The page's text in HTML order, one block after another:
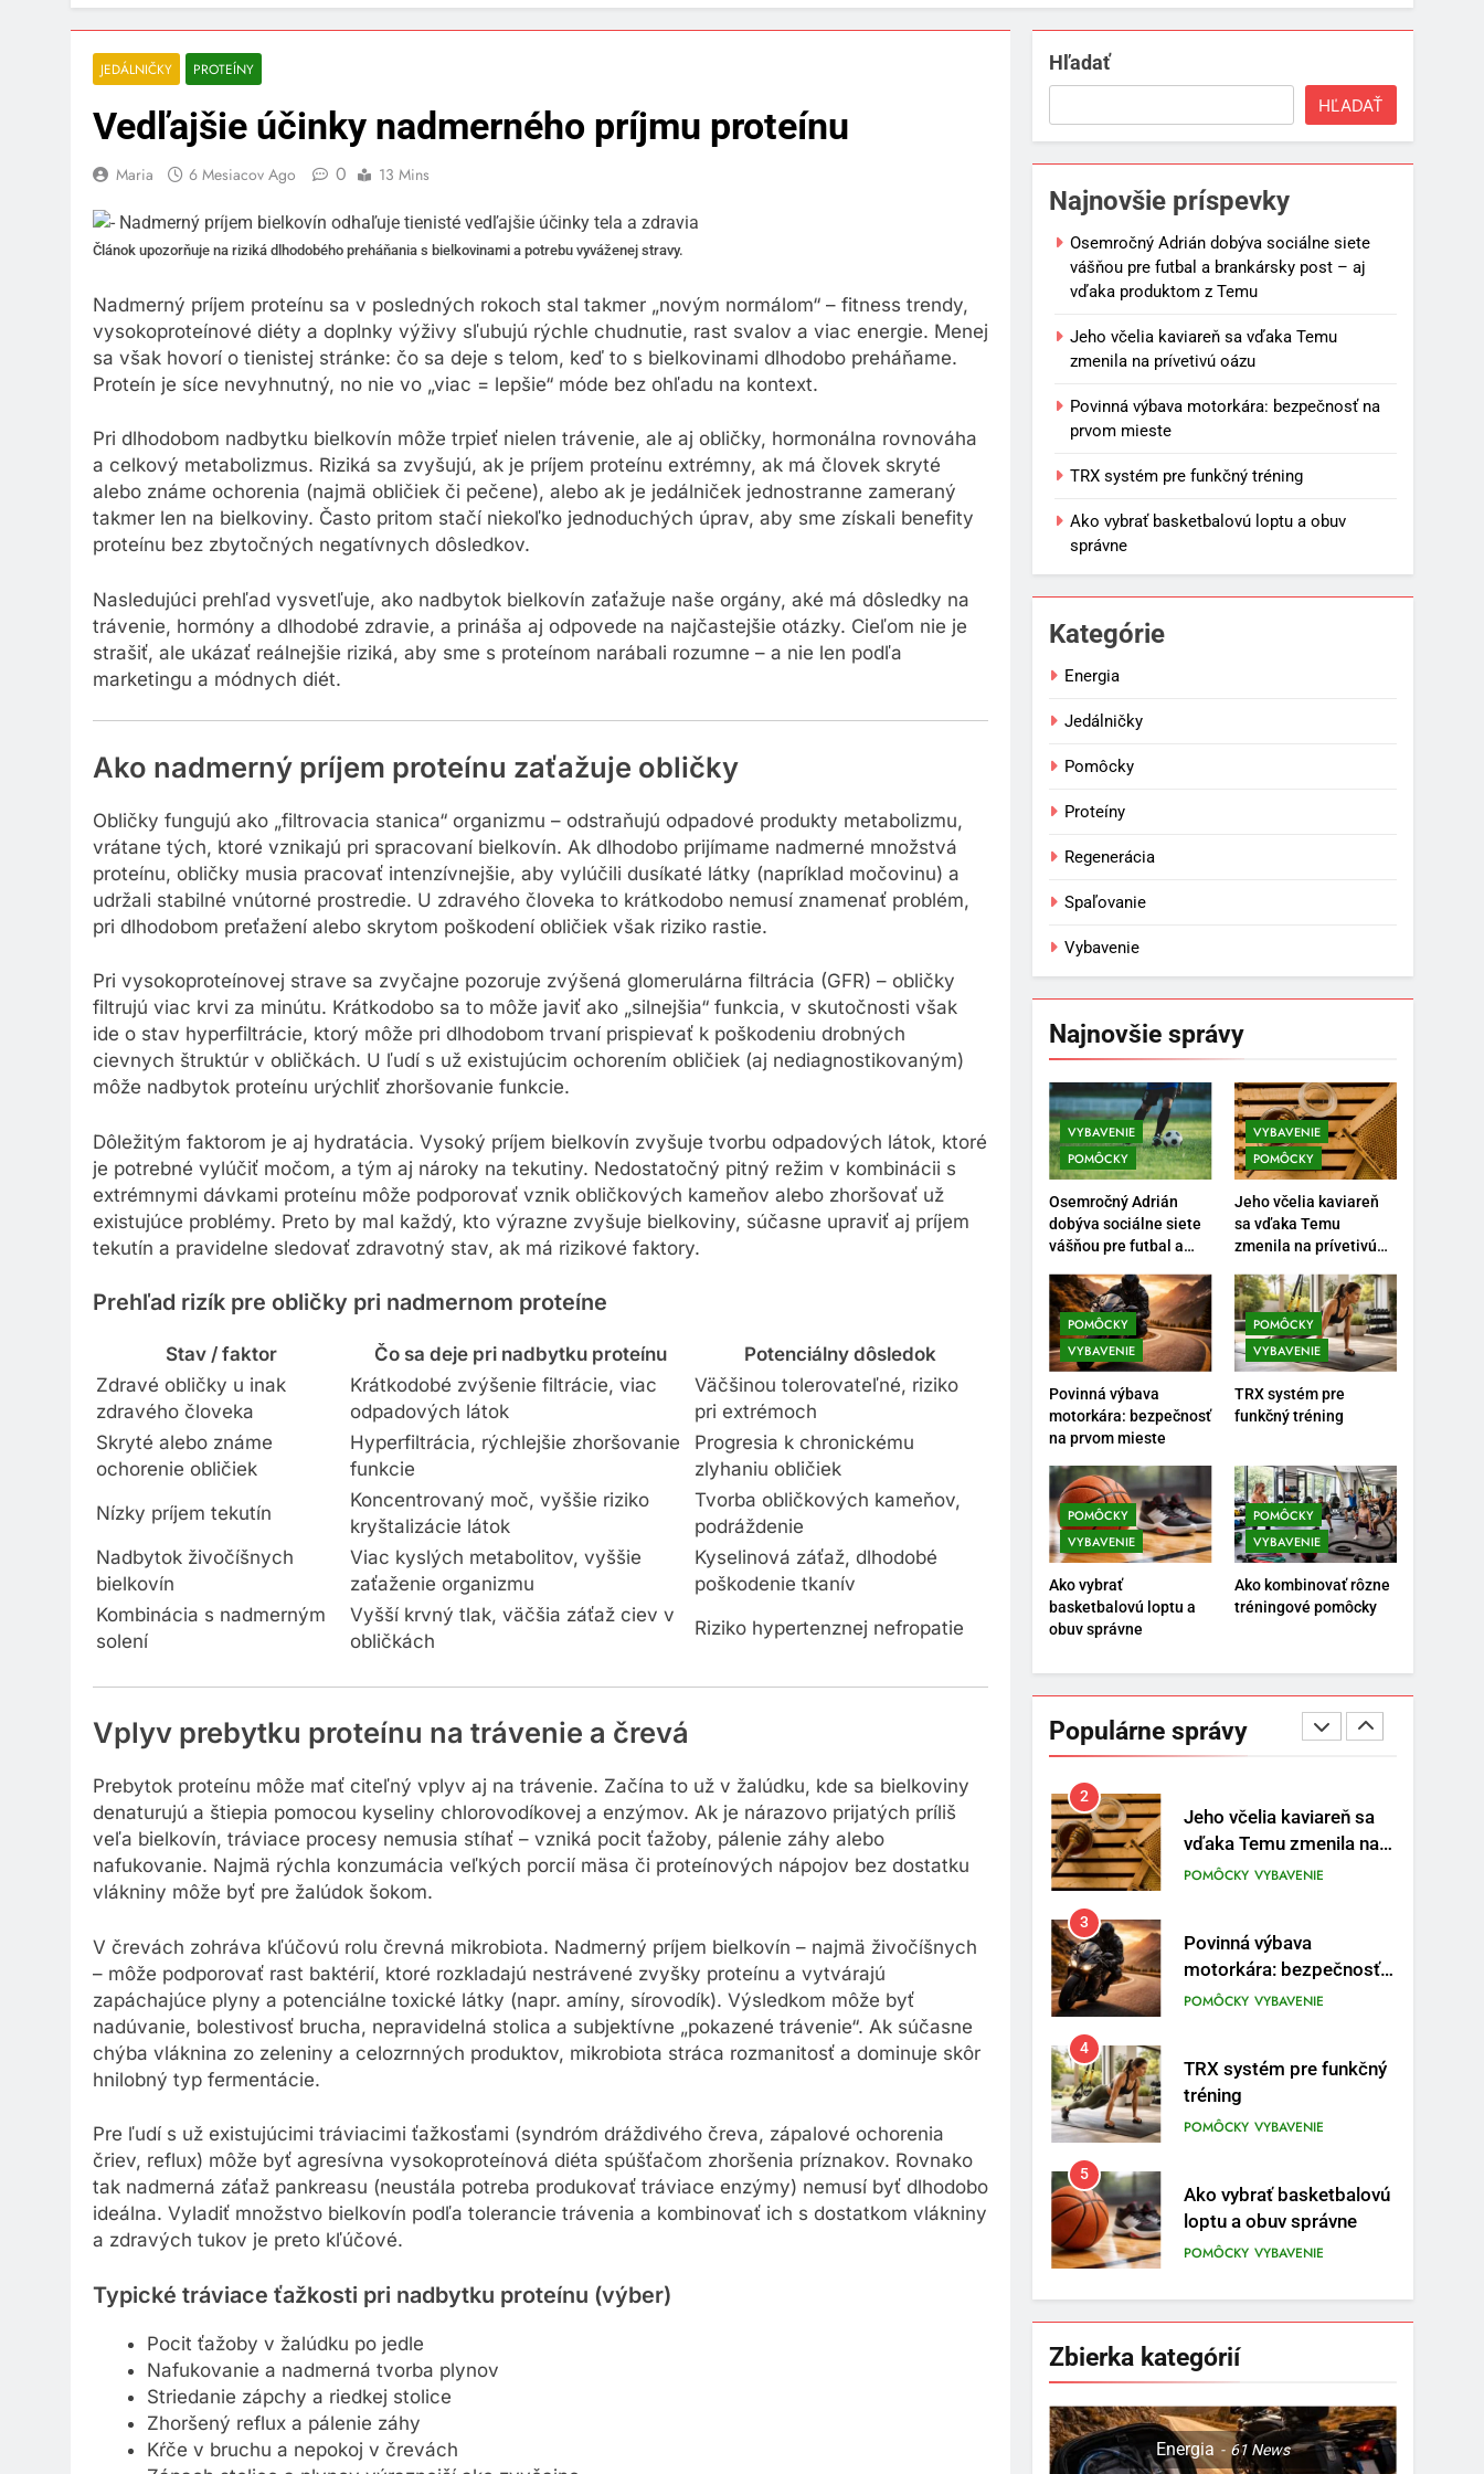
JEDÁLNIČKY PROTEÍNY
Vedľajšie účinky nadmerného príjmu proteínu
Maria 6 Mesiacov Ago 0 13 Mins
Článok upozorňuje na riziká dlhodobého preháňania s bielkovinami a potrebu vyváženej stravy.
Nadmerný príjem proteínu sa v posledných rokoch stal takmer „novým normálom“ – fitness trendy,
vysokoproteínové diéty a doplnky výživy sľubujú rýchle chudnutie, rast svalov a viac energie. Menej
sa však hovorí o tienistej stránke: čo sa deje s telom, keď to s bielkovinami dlhodobo preháňame.
Proteín je síce nevyhnutný, no nie vo „viac = lepšie“ móde bez ohľadu na kontext.
Pri dlhodobom nadbytku bielkovín môže trpieť nielen trávenie, ale aj obličky, hormonálna rovnováha
a celkový metabolizmus. Riziká sa zvyšujú, ak je príjem proteínu extrémny, ak má človek skryté
alebo známe ochorenia (najmä obličiek či pečene), alebo ak je jedálniček jednostranne zameraný
takmer len na bielkoviny. Často pritom stačí niekoľko jednoduchých úprav, aby sme získali benefity
proteínu bez zbytočných negatívnych dôsledkov.
Nasledujúci prehľad vysvetľuje, ako nadbytok bielkovín zaťažuje naše orgány, aké má dôsledky na
trávenie, hormóny a dlhodobé zdravie, a prináša aj odpovede na najčastejšie otázky. Cieľom nie je
strašiť, ale ukázať reálnejšie riziká, aby sme s proteínom narábali rozumne – a nie len podľa
marketingu a módnych diét.
Ako nadmerný príjem proteínu zaťažuje obličky
Obličky fungujú ako „filtrovacia stanica“ organizmu – odstraňujú odpadové produkty metabolizmu,
vrátane tých, ktoré vznikajú pri spracovaní bielkovín. Ak dlhodobo prijímame nadmerné množstvá
proteínu, obličky musia pracovať intenzívnejšie, aby vylúčili dusíkaté látky (napríklad močovinu) a
udržali stabilné vnútorné prostredie. U zdravého človeka to krátkodobo nemusí znamenať problém,
pri dlhodobom preťažení alebo skrytom poškodení obličiek však riziko rastie.
Pri vysokoproteínovej strave sa zvyčajne pozoruje zvýšená glomerulárna filtrácia (GFR) – obličky
filtrujú viac krvi za minútu. Krátkodobo sa to môže javiť ako „silnejšia“ funkcia, v skutočnosti však
ide o stav hyperfiltrácie, ktorý môže pri dlhodobom trvaní prispievať k poškodeniu drobných
cievnych štruktúr v obličkách. U ľudí s už existujúcim ochorením obličiek (aj nediagnostikovaným)
môže nadbytok proteínu urýchliť zhoršovanie funkcie.
Dôležitým faktorom je aj hydratácia. Vysoký príjem bielkovín zvyšuje tvorbu odpadových látok, ktoré
je potrebné vylúčiť močom, a tým aj nároky na tekutiny. Nedostatočný pitný režim v kombinácii s
extrémnymi dávkami proteínu môže podporovať vznik obličkových kameňov alebo zhoršovať už
existujúce problémy. Preto by mal každý, kto výrazne zvyšuje bielkoviny, súčasne upraviť aj príjem
tekutín a pravidelne sledovať zdravotný stav, ak má rizikové faktory.
Prehľad rizík pre obličky pri nadmernom proteíne
Stav / faktor Čo sa deje pri nadbytku proteínu
Potenciálny dôsledok
Zdravé obličky u inak
zdravého človeka
Krátkodobé zvýšenie filtrácie, viac
odpadových látok
Väčšinou tolerovateľné, riziko
pri extrémoch
Skryté alebo známe
ochorenie obličiek
Hyperfiltrácia, rýchlejšie zhoršovanie
funkcie
Progresia k chronickému
zlyhaniu obličiek
Nízky príjem tekutín
Koncentrovaný moč, vyššie riziko
kryštalizácie látok
Tvorba obličkových kameňov,
podráždenie
Nadbytok živočíšnych
bielkovín
Viac kyslých metabolitov, vyššie
zaťaženie organizmu
Kyselinová záťaž, dlhodobé
poškodenie tkanív
Kombinácia s nadmerným
solení
Vyšší krvný tlak, väčšia záťaž ciev v
obličkách
Riziko hypertenznej nefropatie
Vplyv prebytku proteínu na trávenie a črevá
Prebytok proteínu môže mať citeľný vplyv aj na trávenie. Začína to už v žalúdku, kde sa bielkoviny
denaturujú a štiepia pomocou kyseliny chlorovodíkovej a enzýmov. Ak je nárazovo prijatých príliš
veľa bielkovín, tráviace procesy nemusia stíhať – vzniká pocit ťažoby, pálenie záhy alebo
nafukovanie. Najmä rýchla konzumácia veľkých porcií mäsa či proteínových nápojov bez dostatku
vlákniny môže byť pre žalúdok šokom.
V črevách zohráva kľúčovú rolu črevná mikrobiota. Nadmerný príjem bielkovín – najmä živočíšnych
– môže podporovať rast baktérií, ktoré rozkladajú nestrávené zvyšky proteínu a vytvárajú
zapáchajúce plyny a potenciálne toxické látky (napr. amíny, sírovodík). Výsledkom môže byť
nadúvanie, bolestivosť brucha, nepravidelná stolica a subjektívne „pokazené trávenie“. Ak súčasne
chýba vláknina zo zeleniny a celozrnných produktov, mikrobiota stráca rozmanitosť a dominuje skôr
hnilobný typ fermentácie.
Pre ľudí s už existujúcimi tráviacimi ťažkosťami (syndróm dráždivého čreva, zápalové ochorenia
čriev, reflux) môže byť agresívna vysokoproteínová diéta spúšťačom zhoršenia príznakov. Rovnako
tak nadmerná záťaž pankreasu (neustála potreba produkovať tráviace enzýmy) nemusí byť dlhodobo
ideálna. Vyladiť množstvo bielkovín podľa tolerancie trávenia a kombinovať ich s dostatkom vlákniny
a zdravých tukov je preto kľúčové.
Typické tráviace ťažkosti pri nadbytku proteínu (výber)
Pocit ťažoby v žalúdku po jedle
Nafukovanie a nadmerná tvorba plynov
Striedanie zápchy a riedkej stolice
Zhoršený reflux a pálenie záhy
Kŕče v bruchu a nepokoj v črevách
Hľadať
HĽADAŤ
Najnovšie príspevky
Osemročný Adrián dobýva sociálne siete
vášňou pre futbal a brankársky post – aj
vďaka produktom z Temu
Jeho včelia kaviareň sa vďaka Temu
zmenila na prívetivú oázu
Povinná výbava motorkára: bezpečnosť na
prvom mieste
TRX systém pre funkčný tréning
Ako vybrať basketbalovú loptu a obuv
správne
Kategórie
Energia
Jedálničky
Pomôcky
Proteíny
Regenerácia
Spaľovanie
Vybavenie
Najnovšie správy
VYBAVENIE
POMÔCKY
Osemročný Adrián
dobýva sociálne siete
vášňou pre futbal a
vďaka produktom z
Temu
VYBAVENIE
POMÔCKY
Jeho včelia kaviareň
sa vďaka Temu
zmenila na prívetivú
POMÔCKY
VYBAVENIE
Povinná výbava
motorkára: bezpečnosť
na prvom mieste
POMÔCKY
VYBAVENIE
TRX systém pre
funkčný tréning
POMÔCKY
VYBAVENIE
Ako vybrať
basketbalovú loptu a
obuv správne
POMÔCKY
VYBAVENIE
Ako kombinovať rôzne
tréningové pomôcky
Populárne správy
5
loptu a obuv správne
POMÔCKY VYBAVENIE
6
Ako kombinovať rôzne
tréningové pomôcky
POMÔCKY VYBAVENIE
7
brucha
POMÔCKY VYBAVENIE
8
Najlepšie doplnky pre
motocyklistov na dlhé
trasy
1
Osemročný Adrián
dobýva sociálne siete
vášňou pre futbal a
Temu
POMÔCKY
2
Jeho včelia kaviareň sa
vďaka Temu zmenila na
prívetivú oázu
POMÔCKY VYBAVENIE
3
Povinná výbava
motorkára: bezpečnosť
na prvom mieste
POMÔCKY VYBAVENIE
4
TRX systém pre funkčný
tréning
POMÔCKY VYBAVENIE
5
Ako vybrať basketbalovú
loptu a obuv správne
POMÔCKY VYBAVENIE
6
Ako kombinovať rôzne
tréningové pomôcky
POMÔCKY
7
Pomôcky na cvičenie
Zbierka kategórií
Energia 61 News